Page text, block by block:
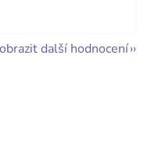
další hodnocení